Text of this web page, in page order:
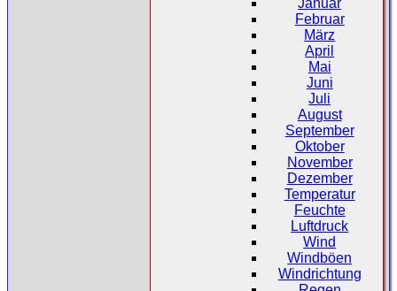
Februar
März
April
Mai
Juni
Juli
August
September
Oktober
November
Dezember
Temperatur
Feuchte
Luftdruck
Wind
Windböen
Windrichtung